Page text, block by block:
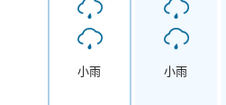
小雨 小雨